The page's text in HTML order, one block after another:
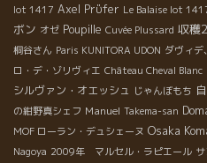
lot 1417 Axel Prϋfer Le Balaise lot
ボン オゼ Poupille Cuvée Plussard 収穫
桐谷さん Paris KUNITORA UDON ダヴィデ
ロ・デ・ゾリヴィエ Château Cheval Blanc
シルヴァン・オエッシュ じゃんぼもち
の紺野真シェフ Manuel Takema-san
MOF ローラン・デュシェーヌ Osaka
Nagoya 2009年 マルセル・ラピエール